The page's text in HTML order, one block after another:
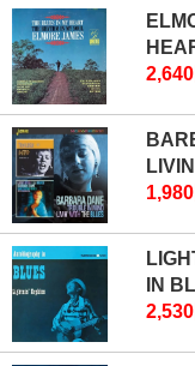
2,640
IN
2,530